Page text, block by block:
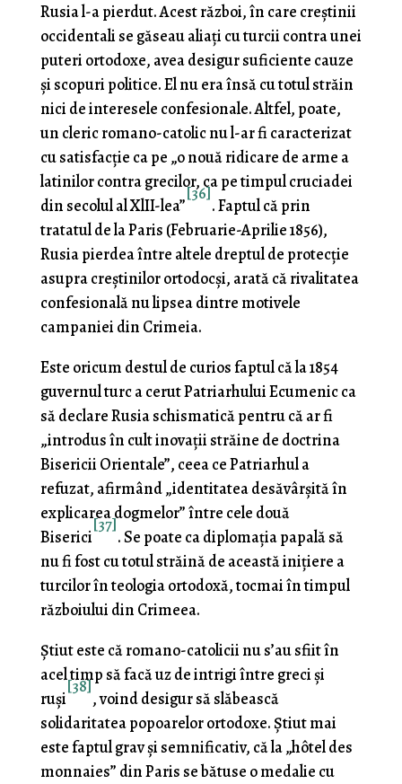
Rusia l-a pierdut. Acest război, în care creştinii
oc­cidentali se găseau aliaţi cu turcii contra unei
puteri ortodoxe, avea desigur suficiente cauze
şi scopuri politice. El nu era însă cu totul străin
nici de interesele confesio­nale. Altfel, poate,
un cleric romano-catolic nu l-ar fi ca­racterizat
cu satisfacţie ca pe „o nouă ridicare de arme a
latinilor contra grecilor, ca pe timpul cruciadei
din se­colul al XlII-lea”
[36]
. Faptul că prin
tratatul de la Paris (Fe­bruarie-Aprilie 1856),
Rusia pierdea între altele dreptul de protecţie
asupra creştinilor ortodocşi, arată că rivalitatea
confesională nu lipsea dintre motivele
campaniei din Crimeia.
Este oricum destul de curios faptul că la 1854
guvernul turc a cerut Patriarhului Ecumenic ca
să declare Rusia schismatică pentru că ar fi
„introdus în cult inovaţii străine de doctrina
Bisericii Orientale”, ceea ce Patriarhul a
refuzat, afirmând „identitatea desăvârşită în
explicarea dogmelor” între cele două
Biserici
[37]
. Se poate ca diplo­maţia papală să
nu fi fost cu totul străină de această ini­ţiere a
turcilor în teologia ortodoxă, tocmai în timpul
războiului din Crimeea.
Ştiut este că romano-catolicii nu s’au sfiit în
acel timp să facă uz de intrigi între greci şi
ruşi
[38]
, voind desigur să slăbească
solidaritatea popoarelor ortodoxe. Ştiut mai
este faptul grav şi semnificativ, că la „hôtel des
monnaies” din Paris se bătuse o medalie cu